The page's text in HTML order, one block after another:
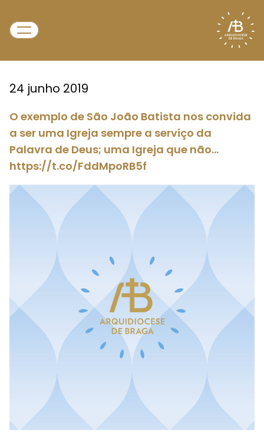
24 junho 2019
O exemplo de São João Batista nos convida
a ser uma Igreja sempre a serviço da
Palavra de Deus; uma Igreja que não…
https://t.co/FddMpoRB5f